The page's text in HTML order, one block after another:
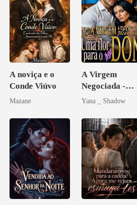
A noviça e o
Conde Viúvo
Mazane
A Virgem
Negociada -
Uma flor para o
Yana _ Shadow